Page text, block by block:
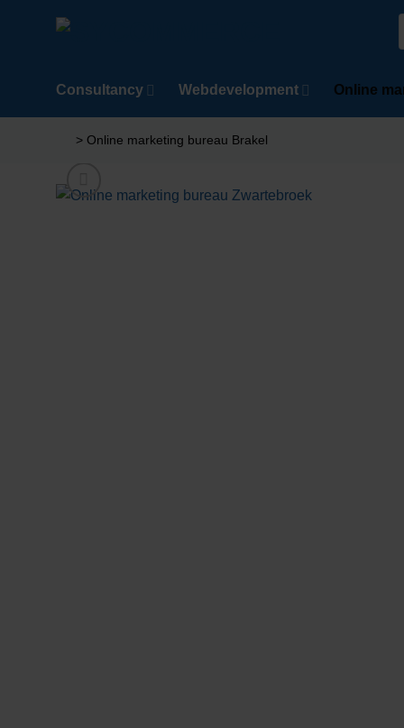
Consultancy Webdevelopment Online
> Online marketing bureau Brakel